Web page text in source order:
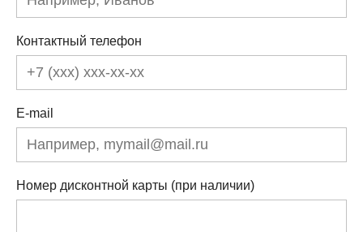
Контактный телефон
E-mail
Номер дисконтной карты (при наличии)